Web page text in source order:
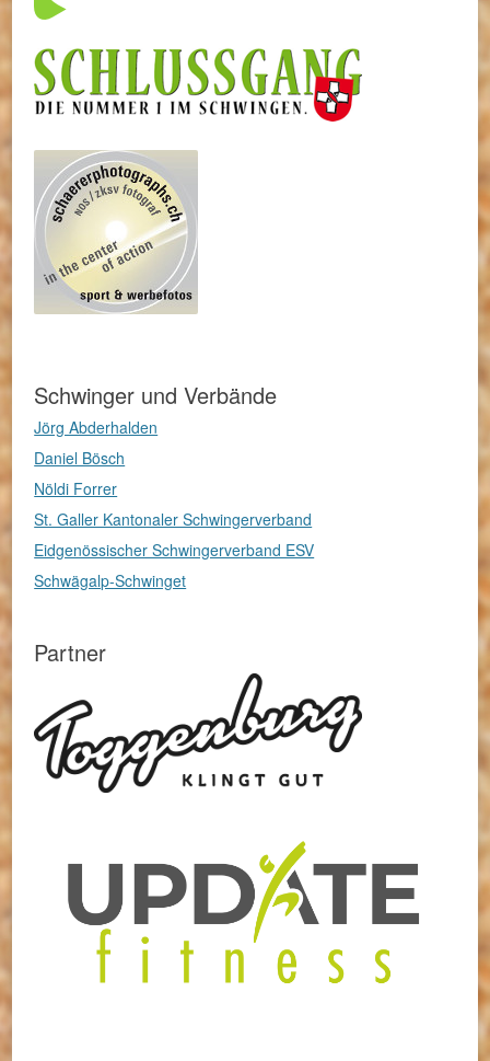
Schwinger und Verbände
Jörg Abderhalden
Daniel Bösch
Nöldi Forrer
St. Galler Kantonaler Schwingerverband
Eidgenössischer Schwingerverband ESV
Schwägalp-Schwinget
Partner